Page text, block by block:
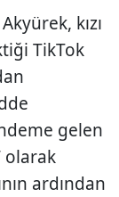
kızı
TikTok
gelen
olarak
ardından